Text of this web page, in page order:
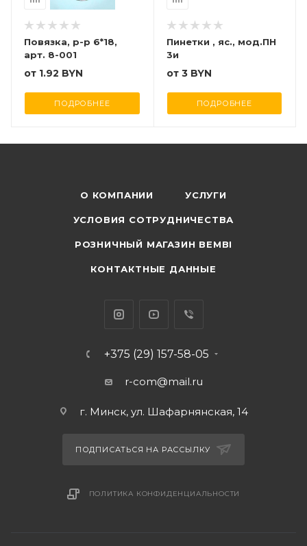
Повязка, р-р 6*18,
арт. 8-001
от 1.92 BYN
ПОДРОБНЕЕ
Пинетки , яс., мод.ПН
3и
от 3 BYN
ПОДРОБНЕЕ
О КОМПАНИИ УСЛУГИ
УСЛОВИЯ СОТРУДНИЧЕСТВА
РОЗНИЧНЫЙ МАГАЗИН BEMBI
КОНТАКТНЫЕ ДАННЫЕ
+375 (29) 157-58-05
r-com@mail.ru
г. Минск, ул. Шафарнянская, 14
ПОДПИСАТЬСЯ НА РАССЫЛКУ
ПОЛИТИКА КОНФИДЕНЦИАЛЬНОСТИ